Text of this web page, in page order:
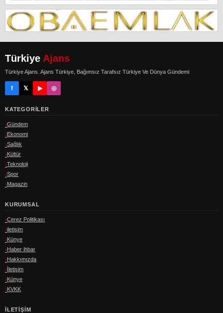
Türkiye Ajans
Türkiye Ajans. Ajans Türkiye, Bağımsız Tarafsız Türkiye Ve Dünya Gündemi
f 𝕏 ▶ ◎
KATEGORILER
Gündem
Ekonomi
Sağlık
Kültür
Teknoloji
Spor
Magazin
KURUMSAL
Çerez Politikası
iletişim
Künye
Haber ihbar
Hakkımızda
İletişim
Künye
KVKK
İLETIŞIM